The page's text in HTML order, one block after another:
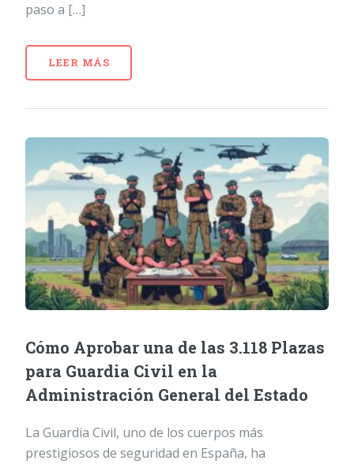
paso a […]
LEER MÁS
Cómo Aprobar una de las 3.118 Plazas
para Guardia Civil en la
Administración General del Estado
La Guardia Civil, uno de los cuerpos más
prestigiosos de seguridad en España, ha